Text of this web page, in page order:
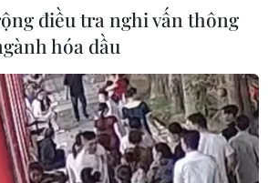
điều tra nghi vấn thông
hóa dầu